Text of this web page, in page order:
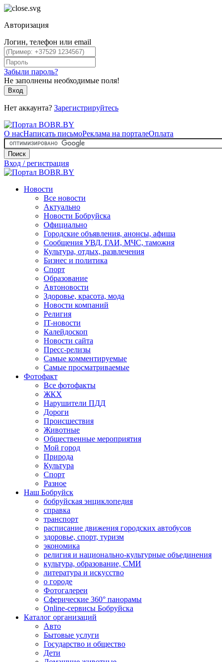
Авторизация
Логин, телефон или email
Забыли пароль?
Не заполнены необходимые поля!
Вход
Нет аккаунта? Зарегистрируйтесь
О насНаписать письмоРеклама на порталеОплата
Поиск
Вход / регистрация
Новости
Все новости
Актуально
Новости Бобруйска
Официально
Городские объявления, анонсы, афиша
Сообщения УВД, ГАИ, МЧС, таможня
Культура, отдых, развлечения
Бизнес и политика
Спорт
Образование
Автоновости
Здоровье, красота, мода
Новости компаний
Религия
IT-новости
Калейдоскоп
Новости сайта
Пресс-релизы
Самые комментируемые
Самые просматриваемые
Фотофакт
Все фотофакты
ЖКХ
Нарушители ПДД
Дороги
Происшествия
Животные
Общественные мероприятия
Мой город
Природа
Культура
Спорт
Разное
Наш Бобруйск
бобруйская энциклопедия
справка
транспорт
расписание движения городских автобусов
здоровье, спорт, туризм
экономика
религия и национально-культурные объединения
культура, образование, СМИ
литература и искусство
о городе
Фотогалереи
Сферические 360° панорамы
Online-сервисы Бобруйска
Каталог организаций
Авто
Бытовые услуги
Государство и общество
Дети